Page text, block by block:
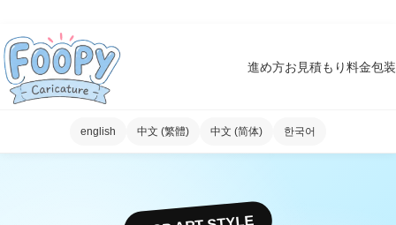
進め方お見積もり料金包装
english 中文 (繁體) 中文 (简体) 한국어